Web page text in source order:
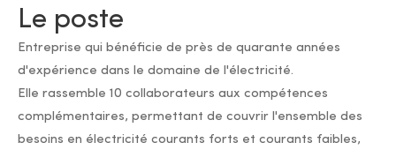
Le poste
Entreprise qui bénéficie de près de quarante années
d'expérience dans le domaine de l'électricité.
Elle rassemble 10 collaborateurs aux compétences
complémentaires, permettant de couvrir l'ensemble des
besoins en électricité courants forts et courants faibles,